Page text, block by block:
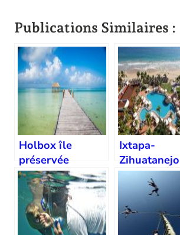
Publications Similaires :
Holbox île
préservée
Ixtapa-
Zihuatanejo
station